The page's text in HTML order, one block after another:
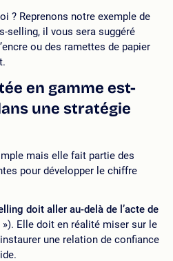
? Reprenons notre exemple de
selling, il vous sera suggéré
ou des ramettes de papier
en gamme est-
une stratégie
mais elle fait partie des
pour développer le chiffre
doit aller au-delà de l’acte de
»). Elle doit en réalité miser sur le
une relation de confiance